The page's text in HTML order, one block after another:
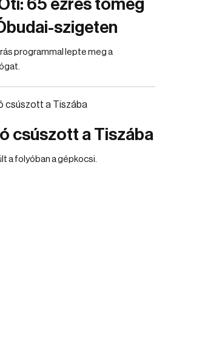
65 ezres tömeg
szigeten
programmal lepte meg a
csúszott a Tiszába
a folyóban a gépkocsi.